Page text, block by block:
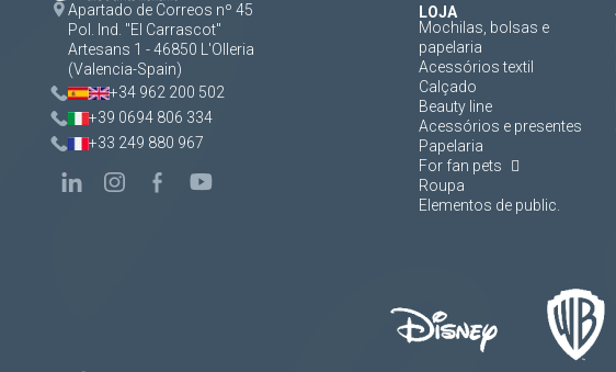
Apartado de Correos nº 45
Pol. Ind. "El Carrascot"
Artesans 1 - 46850 L'Olleria
(Valencia-Spain)
+34 962 200 502
+39 0694 806 334
+33 249 880 967
LOJA
Mochilas, bolsas e
papelaria
Acessórios textil
Calçado
Beauty line
Acessórios e presentes
Papelaria
For fan pets
Roupa
Elementos de public.